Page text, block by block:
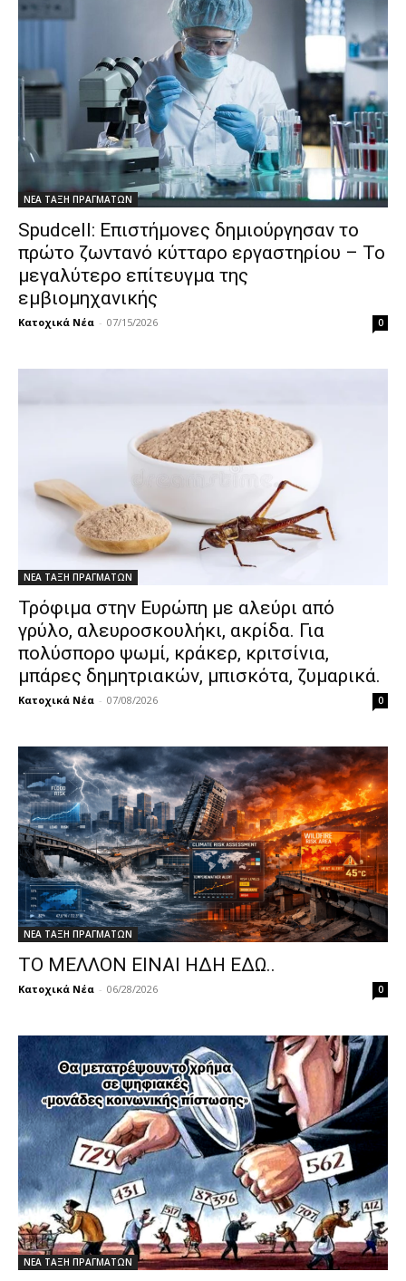
ΝΕΑ ΤΑΞΗ ΠΡΑΓΜΑΤΩΝ
Spudcell: Επιστήμονες δημιούργησαν το
πρώτο ζωντανό κύτταρο εργαστηρίου – Το
μεγαλύτερο επίτευγμα της
εμβιομηχανικής
Κατοχικά Νέα - 07/15/2026 0
ΝΕΑ ΤΑΞΗ ΠΡΑΓΜΑΤΩΝ
Τρόφιμα στην Ευρώπη με αλεύρι από
γρύλο, αλευροσκουλήκι, ακρίδα. Για
πολύσπορο ψωμί, κράκερ, κριτσίνια,
μπάρες δημητριακών, μπισκότα, ζυμαρικά.
Κατοχικά Νέα - 07/08/2026 0
ΝΕΑ ΤΑΞΗ ΠΡΑΓΜΑΤΩΝ
ΤΟ ΜΕΛΛΟΝ ΕΙΝΑΙ ΗΔΗ ΕΔΩ..
Κατοχικά Νέα - 06/28/2026 0
ΝΕΑ ΤΑΞΗ ΠΡΑΓΜΑΤΩΝ